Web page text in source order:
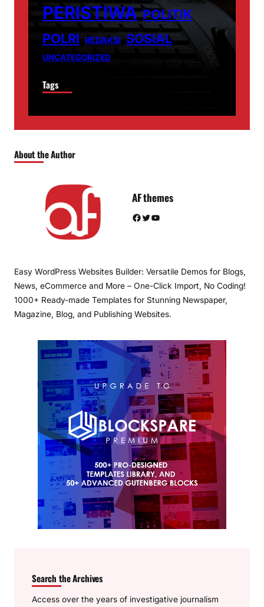
PERISTIWA POLITIK
POLRI
REDAKSI SOSIAL
UNCATEGORIZED
Tags
About the Author
AF themes
Facebook Twitter YouTube
Easy WordPress Websites Builder: Versatile Demos for Blogs,
News, eCommerce and More – One-Click Import, No Coding!
1000+ Ready-made Templates for Stunning Newspaper,
Magazine, Blog, and Publishing Websites.
Search the Archives
Access over the years of investigative journalism